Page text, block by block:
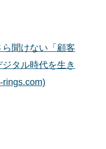
聞けない「顧客
タル時代を生き
rings.com)